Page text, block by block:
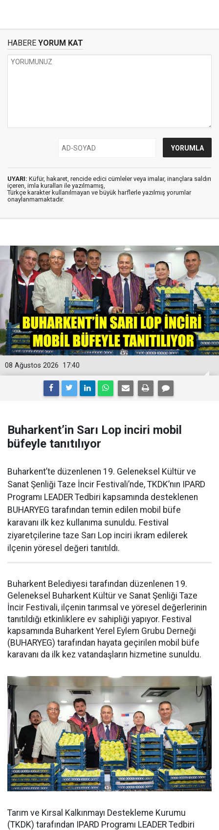
HABERE YORUM KAT
UYARI: Küfür, hakaret, rencide edici cümleler veya imalar, inançlara saldırı
içeren, imla kuralları ile yazılmamış,
Türkçe karakter kullanılmayan ve büyük harflerle yazılmış yorumlar
onaylanmamaktadır.
17:40
08 Ağustos 2026
Buharkent’in Sarı Lop inciri mobil
büfeyle tanıtılıyor
Buharkent’te düzenlenen 19. Geleneksel Kültür ve
Sanat Şenliği Taze İncir Festivali’nde, TKDK’nın IPARD
Programı LEADER Tedbiri kapsamında desteklenen
BUHARYEG tarafından temin edilen mobil büfe
karavanı ilk kez kullanıma sunuldu. Festival
ziyaretçilerine taze Sarı Lop inciri ikram edilerek
ilçenin yöresel değeri tanıtıldı.
Buharkent Belediyesi tarafından düzenlenen 19.
Geleneksel Buharkent Kültür ve Sanat Şenliği Taze
İncir Festivali, ilçenin tarımsal ve yöresel değerlerinin
tanıtıldığı etkinliklere ev sahipliği yapıyor. Festival
kapsamında Buharkent Yerel Eylem Grubu Derneği
(BUHARYEG) tarafından hayata geçirilen mobil büfe
karavanı da ilk kez vatandaşların hizmetine sunuldu.
Tarım ve Kırsal Kalkınmayı Destekleme Kurumu
(TKDK) tarafından IPARD Programı LEADER Tedbiri